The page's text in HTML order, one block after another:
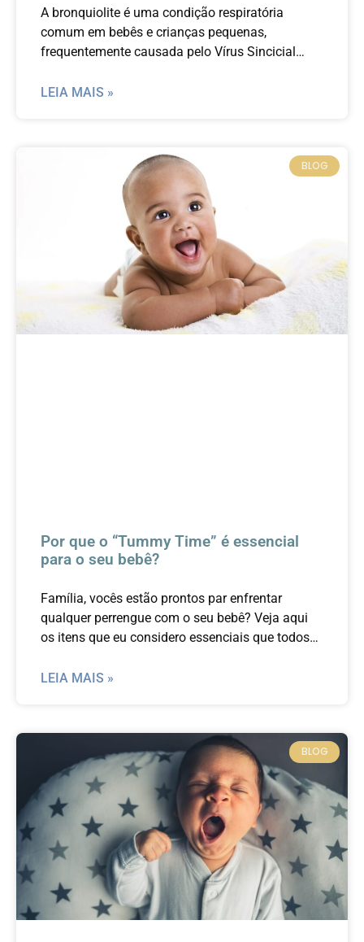
A bronquiolite é uma condição respiratória
comum em bebês e crianças pequenas,
frequentemente causada pelo Vírus Sincicial
pais uma compreensão abrangente da
LEIA MAIS »
BLOG
Por que o “Tummy Time” é essencial
para o seu bebê?
Família, vocês estão prontos par enfrentar
qualquer perrengue com o seu bebê? Veja aqui
os itens que eu considero essenciais que todos
LEIA MAIS »
BLOG